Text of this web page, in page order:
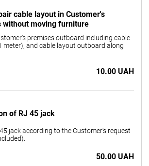
cable layout in Customer's
without moving furniture
premises outboard including cable
meter), and cable layout outboard along
10.00 UAH
of RJ 45 jack
jack according to the Customer's request
50.00 UAH